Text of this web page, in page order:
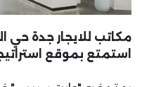
استمتع بموقع